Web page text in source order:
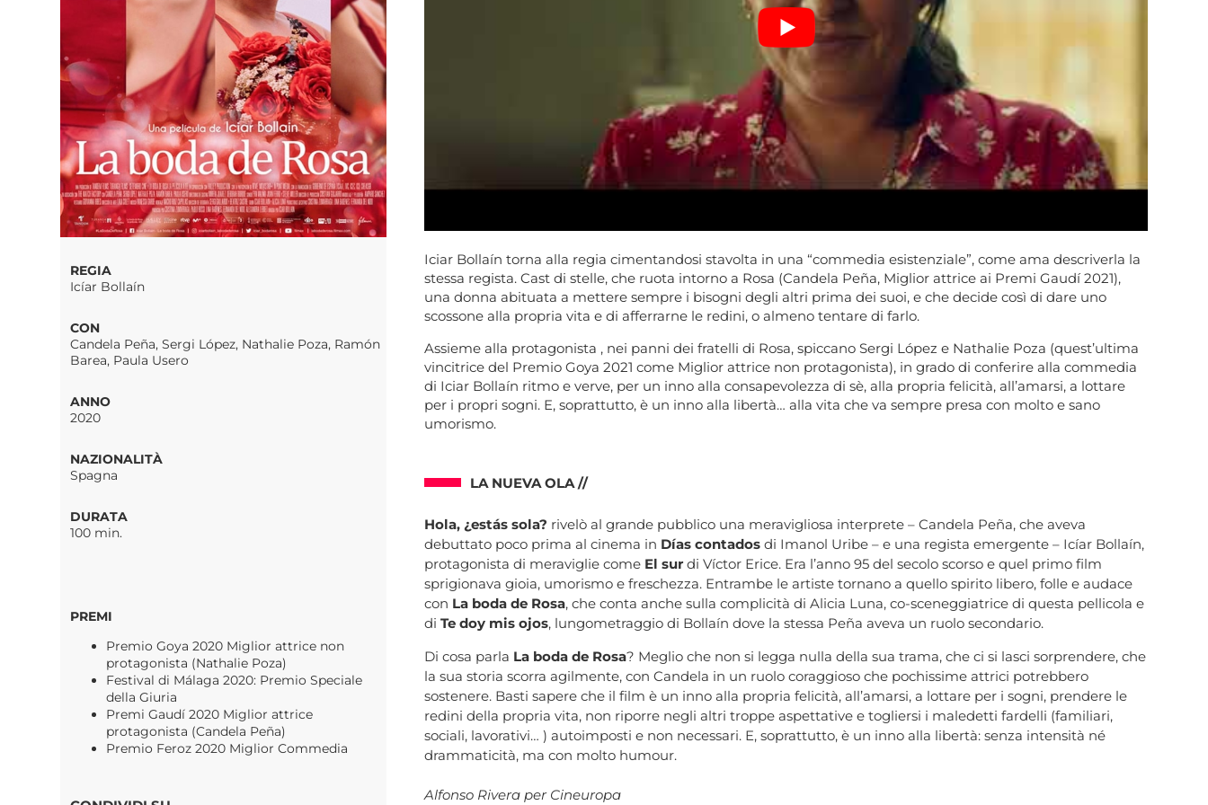
REGIA
Icíar Bollaín
CON
Candela Peña, Sergi López, Nathalie Poza, Ramón
Barea, Paula Usero
ANNO
2020
NAZIONALITÀ
Spagna
DURATA
100 min.
PREMI
Premio Goya 2020 Miglior attrice non
protagonista (Nathalie Poza)
Festival di Málaga 2020: PremioSpeciale
della Giuria
Premi Gaudí 2020 Miglior attrice
protagonista (Candela Peña)
Premio Feroz 2020 Miglior Commedia
Iciar Bollaín torna alla regia cimentandosi stavolta in una “commedia esistenziale”, come ama descriverla la
stessa regista. Cast di stelle, che ruota intorno a Rosa (Candela Peña, Miglior attrice ai Premi Gaudí 2021),
una donna abituata a mettere sempre i bisogni degli altri prima dei suoi, e che decide così di dare uno
scossone alla propria vita e di afferrarne le redini, o almeno tentare di farlo.
Assieme alla protagonista , nei panni dei fratelli di Rosa, spiccano Sergi López e Nathalie Poza (quest’ultima
vincitrice del Premio Goya 2021 come Miglior attrice non protagonista), in grado di conferire alla commedia
di Iciar Bollaín ritmo e verve, per un inno alla consapevolezza di sè, alla propria felicità, all’amarsi, a lottare
per i propri sogni. E, soprattutto, è un inno alla libertà… alla vita che va sempre presa con molto e sano
umorismo.
LA NUEVA OLA //
Hola, ¿estás sola? rivelò al grande pubblico una meravigliosa interprete – Candela Peña, che aveva
debuttato poco prima al cinema in Días contados di Imanol Uribe – e una regista emergente – Icíar Bollaín,
protagonista di meraviglie come El sur di Víctor Erice. Era l’anno 95 del secolo scorso e quel primo film
sprigionava gioia, umorismo e freschezza. Entrambe le artiste tornano a quello spirito libero, folle e audace
con La boda de Rosa, che conta anche sulla complicità di Alicia Luna, co-sceneggiatrice di questa pellicola e
diTe doy mis ojos, lungometraggio di Bollaín dove la stessa Peña aveva un ruolo secondario.
Di cosa parla La boda de Rosa? Meglio che non si legga nulla della sua trama, che ci si lasci sorprendere, che
la sua storia scorra agilmente, con Candela in un ruolo coraggioso che pochissime attrici potrebbero
sostenere. Basti sapere che il film è un inno alla propria felicità, all’amarsi, a lottare per i sogni, prendere le
redini della propria vita, non riporre negli altri troppe aspettative e togliersi i maledetti fardelli (familiari,
sociali, lavorativi… ) autoimposti e non necessari. E, soprattutto, è un inno alla libertà: senza intensità né
drammaticità, ma con molto humour.
Alfonso Rivera per Cineuropa